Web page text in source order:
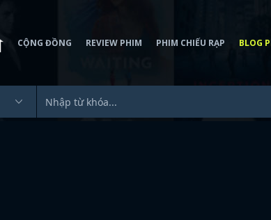
CỘNG ĐỒNG REVIEW PHIM PHIM CHIẾU RẠP BLOG